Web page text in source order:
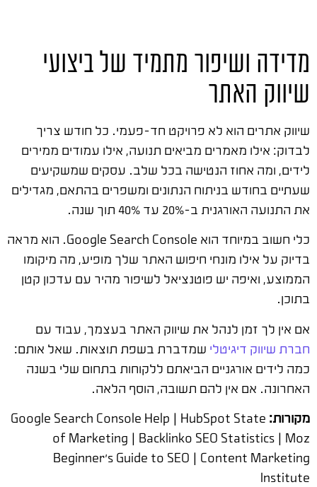
מדידה ושיפור מתמיד של ביצועי
שיווק האתר
שיווק אתרים הוא לא פרויקט חד-פעמי. כל חודש צריך
לבדוק: אילו מאמרים מביאים תנועה, אילו עמודים ממירים
לידים, ומה אחוז הנטישה בכל שלב. עסקים שמשקיעים
שעתיים בחודש בניתוח הנתונים ומשפרים בהתאם, מגדילים
את התנועה האורגנית ב-20% עד 40% תוך שנה.
כלי חשוב במיוחד הוא Google Search Console. הוא מראה
בדיוק על אילו מונחי חיפוש האתר שלך מופיע, מה מיקומו
הממוצע, ואיפה יש פוטנציאל לשיפור מהיר עם עדכון קטן
בתוכן.
אם אין לך זמן לנהל את שיווק האתר בעצמך, עבוד עם
חברת שיווק דיגיטלי שמדברת בשפת תוצאות. שאל אותם:
כמה לידים אורגניים הביאתם ללקוחות בתחום שלי בשנה
האחרונה. אם אין להם תשובה, הוסף הלאה.
מקורות: Google Search Console Help | HubSpot State
of Marketing | Backlinko SEO Statistics | Moz
Beginner's Guide to SEO | Content Marketing
Institute